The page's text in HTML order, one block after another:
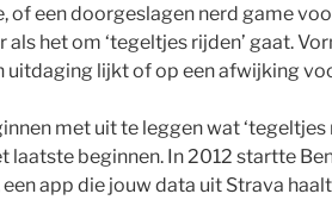
of een doorgeslagen nerd game
het om ‘tegeltjes rijden’ gaat.
uitdaging lijkt of op een afwijking
met uit te leggen wat ‘tegeltjes
laatste beginnen. In 2012 startte
app die jouw data uit Strava